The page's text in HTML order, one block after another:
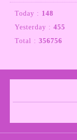
Today : 148
Yesterday : 455
Total : 356756